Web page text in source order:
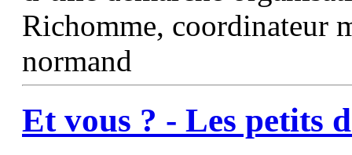
Richomme, coordinateur
normand
Et vous ? - Les petits